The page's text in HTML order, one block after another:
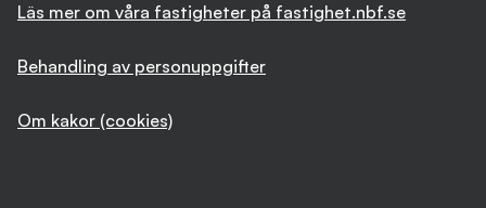
Läs mer om våra fastigheter på fastighet.nbf.se
Behandling av personuppgifter
Om kakor (cookies)